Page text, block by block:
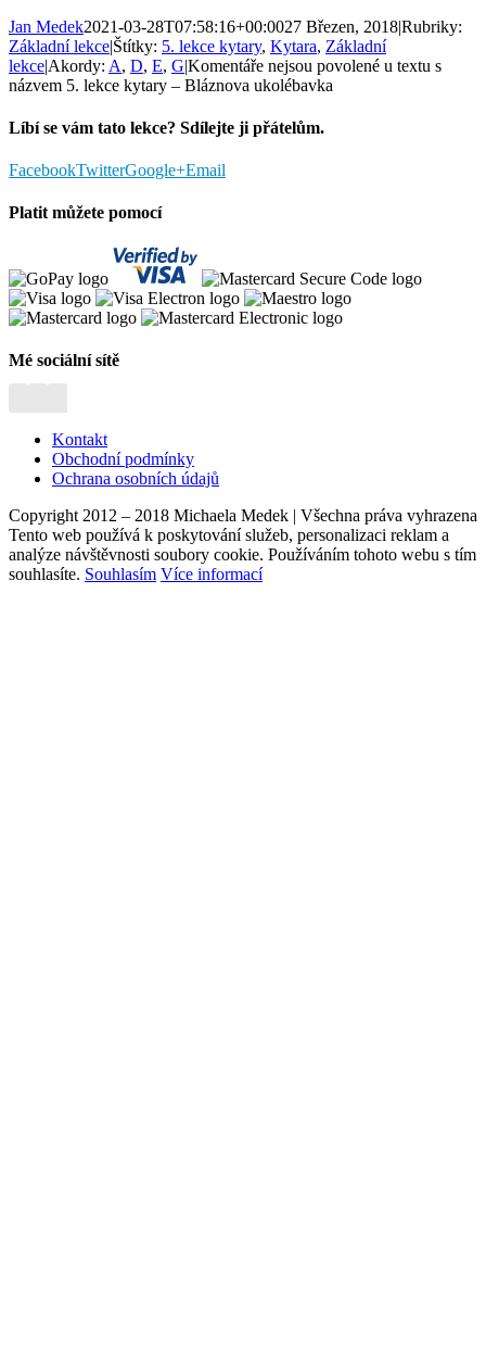
Jan Medek2021-03-28T07:58:16+00:0027 Březen, 2018|Rubriky:
Základní lekce|Štítky: 5. lekce kytary, Kytara, Základní
lekce|Akordy: A, D, E, G|Komentáře nejsou povolené u textu s
názvem 5. lekce kytary – Bláznova ukolébavka
Líbí se vám tato lekce? Sdílejte ji přátelům.
FacebookTwitterGoogle+Email
Platit můžete pomocí
Mé sociální sítě
Kontakt
Obchodní podmínky
Ochrana osobních údajů
Copyright 2012 – 2018 Michaela Medek | Všechna práva vyhrazena
Tento web používá k poskytování služeb, personalizaci reklam a
analýze návštěvnosti soubory cookie. Používáním tohoto webu s tím
souhlasíte. Souhlasím Více informací